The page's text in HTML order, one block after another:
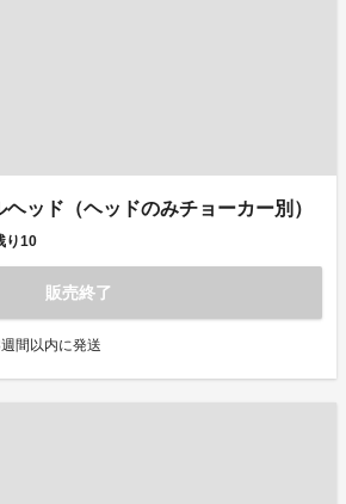
ッド（ヘッドのみチョーカー別）
り10
販売終了
間以内に発送